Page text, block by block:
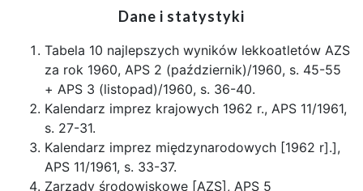
Dane i statystyki
Tabela 10 najlepszych wyników lekkoatletów AZS
za rok 1960, APS 2 (październik)/1960, s. 45-55
+ APS 3 (listopad)/1960, s. 36-40.
Kalendarz imprez krajowych 1962 r., APS 11/1961,
s. 27-31.
Kalendarz imprez międzynarodowych [1962 r].],
APS 11/1961, s. 33-37.
Zarządy środowiskowe [AZS], APS 5